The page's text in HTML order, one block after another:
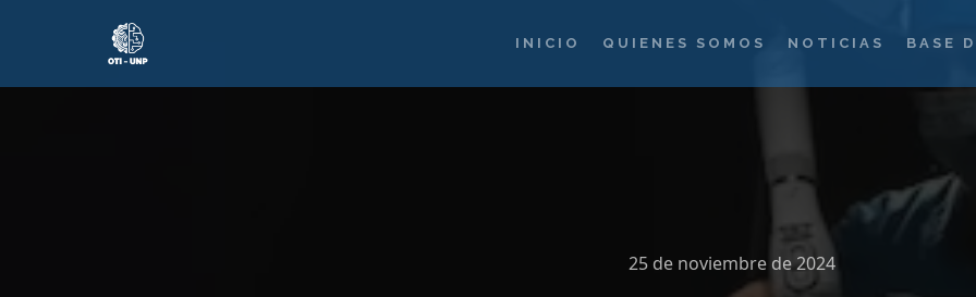
INICIO QUIENES SOMOS NOTICIAS BASE
25 de noviembre de 2024